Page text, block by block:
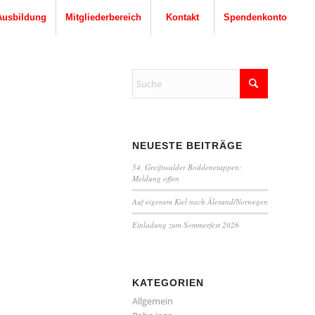
Mitgliederbereich Kontakt Spendenkonto
NEUESTE BEITRÄGE
54. Greifswalder Boddenetappen:
Meldung offen
Auf eigenem Kiel nach Ålesund/Norwegen
Einladung zum Sommerfest 2026
KATEGORIEN
Allgemein